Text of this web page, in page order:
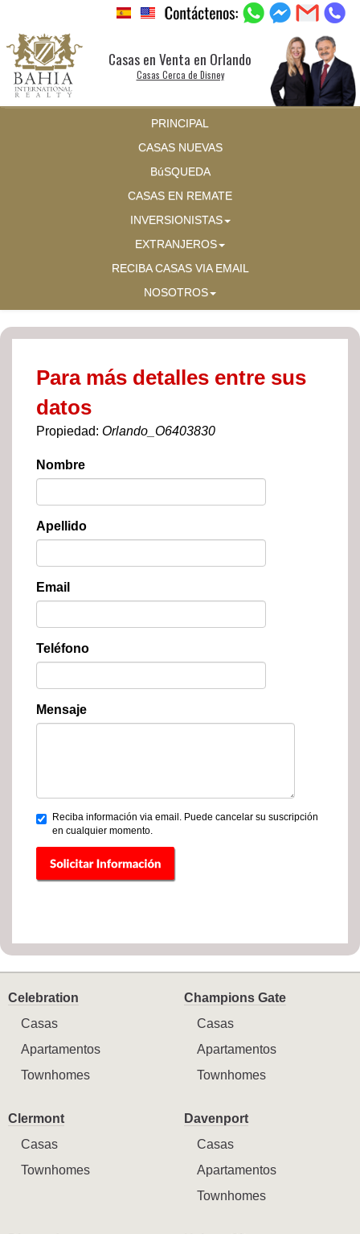
Casas en Venta en Orlando
Casas Cerca de Disney
PRINCIPAL
CASAS NUEVAS
BúSQUEDA
CASAS EN REMATE
INVERSIONISTAS
EXTRANJEROS
RECIBA CASAS VIA EMAIL
NOSOTROS
Para más detalles entre sus
datos
Propiedad: Orlando_O6403830
Nombre
Apellido
Email
Teléfono
Mensaje
Reciba información via email. Puede cancelar su suscripción
en cualquier momento.
Celebration
Casas
Apartamentos
Townhomes
Champions Gate
Casas
Apartamentos
Townhomes
Clermont
Casas
Townhomes
Davenport
Casas
Apartamentos
Townhomes